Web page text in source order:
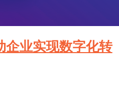
企业实现数字化转